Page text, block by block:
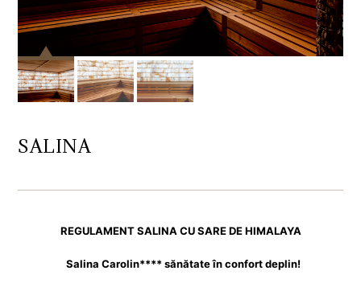
SALINA
REGULAMENT SALINA CU SARE DE HIMALAYA
Salina Carolin**** sănătate în confort deplin!